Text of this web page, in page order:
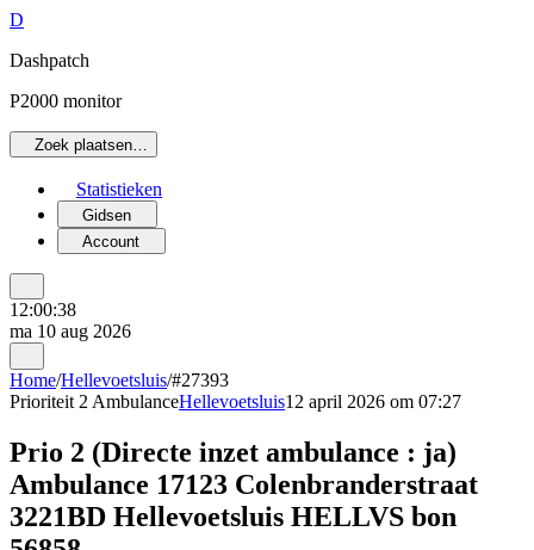
D
Dashpatch
P2000 monitor
Zoek plaatsen…
Statistieken
Gidsen
Account
12:00:38
ma 10 aug 2026
Home/Hellevoetsluis/#27393
Prioriteit 2 AmbulanceHellevoetsluis12 april 2026 om 07:27
Prio 2 (Directe inzet ambulance : ja)
Ambulance 17123 Colenbranderstraat
3221BD Hellevoetsluis HELLVS bon